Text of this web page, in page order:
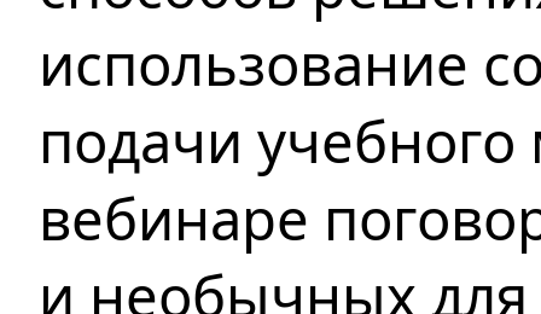
использование
подачи
вебинаре
и необычных